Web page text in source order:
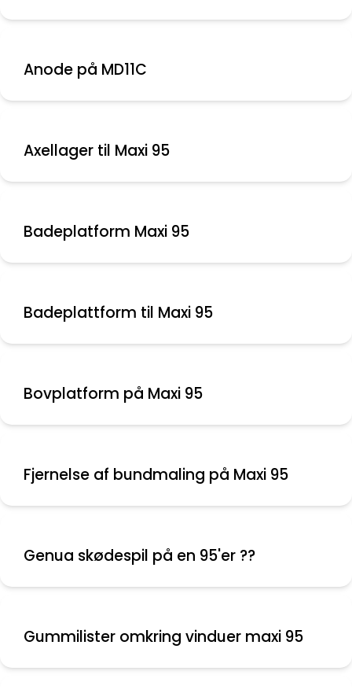
Anode på MD11C
Axellager til Maxi 95
Badeplatform Maxi 95
Badeplattform til Maxi 95
Bovplatform på Maxi 95
Fjernelse af bundmaling på Maxi 95
Genua skødespil på en 95'er ??
Gummilister omkring vinduer maxi 95